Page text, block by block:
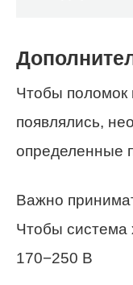
Чтобы поломок
появлялись,
определенные
Важно
Чтобы система
170−250 В